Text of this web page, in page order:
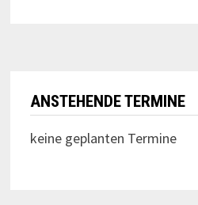
ANSTEHENDE TERMINE
keine geplanten Termine